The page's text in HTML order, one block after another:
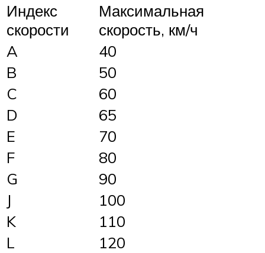
Индекс
скорости
Максимальная
скорость, км/ч
A
40
B
50
C
60
D
65
E
70
F
80
G
90
J
100
K
110
L
120